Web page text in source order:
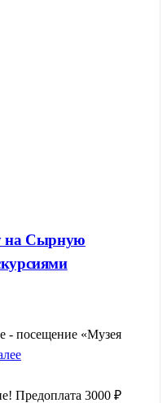
на Сырную
- посещение «Музея
Предоплата 3000 ₽